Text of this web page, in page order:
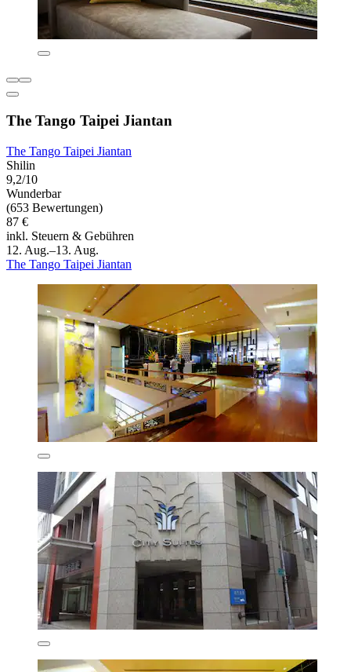
The Tango Taipei Jiantan
The Tango Taipei Jiantan
Shilin
9,2/10
Wunderbar
(653 Bewertungen)
87 €
inkl. Steuern & Gebühren
12. Aug.–13. Aug.
The Tango Taipei Jiantan